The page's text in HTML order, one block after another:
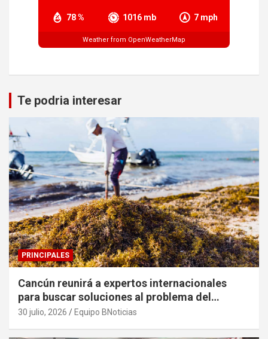
78 % 1016 mb 7 mph
Weather from OpenWeatherMap
Te podria interesar
PRINCIPALES
Cancún reunirá a expertos internacionales
para buscar soluciones al problema del
sargazo
30 julio, 2026 Equipo BNoticias